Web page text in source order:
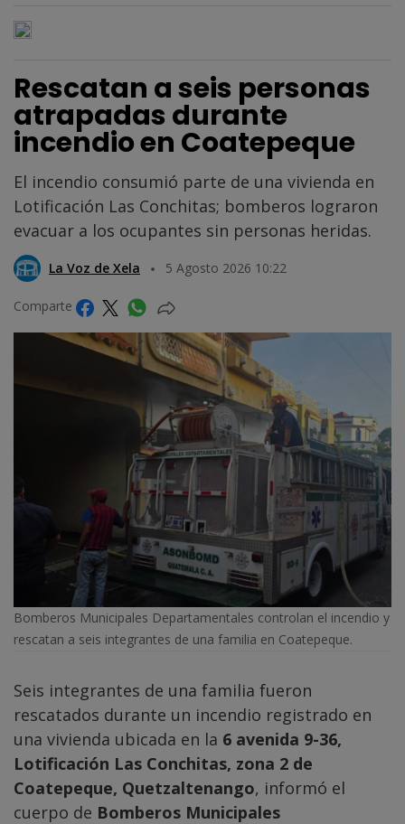
Rescatan a seis personas
atrapadas durante
incendio en Coatepeque
El incendio consumió parte de una vivienda en
Lotificación Las Conchitas; bomberos lograron
evacuar a los ocupantes sin personas heridas.
La Voz de Xela 5 Agosto 2026 10:22
Comparte
Bomberos Municipales Departamentales controlan el incendio y
rescatan a seis integrantes de una familia en Coatepeque.
Seis integrantes de una familia fueron
rescatados durante un incendio registrado en
una vivienda ubicada en la 6 avenida 9-36,
Lotificación Las Conchitas, zona 2 de
Coatepeque, Quetzaltenango, informó el
cuerpo de Bomberos Municipales